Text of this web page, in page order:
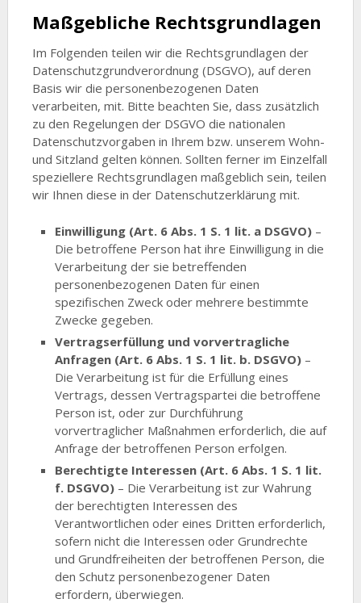
Maßgebliche Rechtsgrundlagen
Im Folgenden teilen wir die Rechtsgrundlagen der
Datenschutzgrundverordnung (DSGVO), auf deren
Basis wir die personenbezogenen Daten
verarbeiten, mit. Bitte beachten Sie, dass zusätzlich
zu den Regelungen der DSGVO die nationalen
Datenschutzvorgaben in Ihrem bzw. unserem Wohn-
und Sitzland gelten können. Sollten ferner im Einzelfall
speziellere Rechtsgrundlagen maßgeblich sein, teilen
wir Ihnen diese in der Datenschutzerklärung mit.
Einwilligung (Art. 6 Abs. 1 S. 1 lit. a DSGVO) –
Die betroffene Person hat ihre Einwilligung in die
Verarbeitung der sie betreffenden
personenbezogenen Daten für einen
spezifischen Zweck oder mehrere bestimmte
Zwecke gegeben.
Vertragserfüllung und vorvertragliche
Anfragen (Art. 6 Abs. 1 S. 1 lit. b. DSGVO) –
Die Verarbeitung ist für die Erfüllung eines
Vertrags, dessen Vertragspartei die betroffene
Person ist, oder zur Durchführung
vorvertraglicher Maßnahmen erforderlich, die auf
Anfrage der betroffenen Person erfolgen.
Berechtigte Interessen (Art. 6 Abs. 1 S. 1 lit.
f. DSGVO) – Die Verarbeitung ist zur Wahrung
der berechtigten Interessen des
Verantwortlichen oder eines Dritten erforderlich,
sofern nicht die Interessen oder Grundrechte
und Grundfreiheiten der betroffenen Person, die
den Schutz personenbezogener Daten
erfordern, überwiegen.